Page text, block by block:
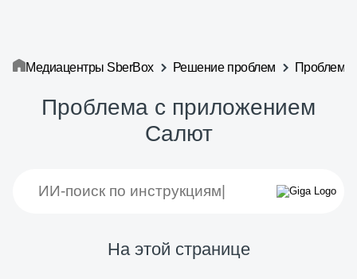
Медиацентры SberBox Решение проблем Проблема
Проблема с приложением
Салют
На этой странице